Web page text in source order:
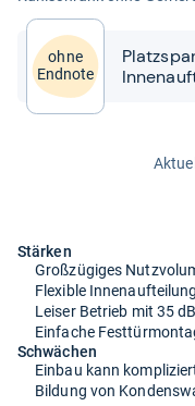
ohne
Endnote
Stärken
Großzügiges
Flexible
Leiser Betrieb mit 35 dB
Einfache
Schwächen
Einbau kann
Bildung von